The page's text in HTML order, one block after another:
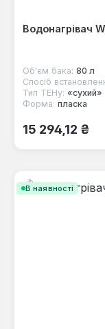
Водонагрівач
Об'єм бака: 80 л
Спосіб
Тип ТЕНу: «сухий»
Форма: пласка
Звичайна ціна:
15 294,12 ₴
В наявності